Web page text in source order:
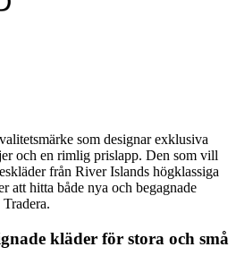
som designar exklusiva
och en rimlig prislapp. Den som vill
från River Islands högklassiga
att hitta både nya och begagnade
kläder för stora och små